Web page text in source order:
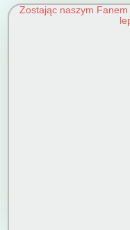
Zostając naszym